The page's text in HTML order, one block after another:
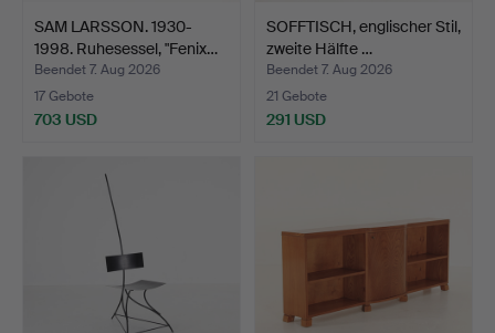
SAM LARSSON. 1930-
1998. Ruhesessel, "Fenix…
Beendet 7. Aug 2026
17 Gebote
703 USD
SOFFTISCH, englischer Stil,
zweite Hälfte …
Beendet 7. Aug 2026
21 Gebote
291 USD